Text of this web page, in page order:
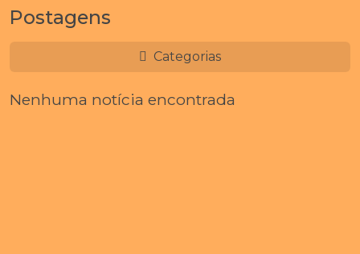
Postagens
Categorias
Nenhuma notícia encontrada